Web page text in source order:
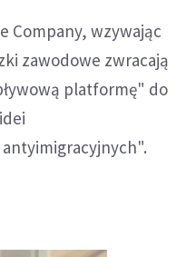
Company, wzywając
zawodowe zwracają
platformę" do